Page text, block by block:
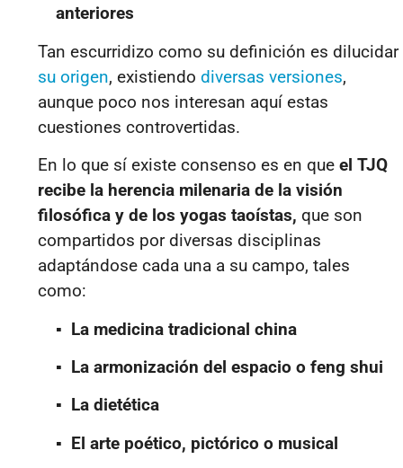
anteriores
Tan escurridizo como su definición es dilucidar
su origen, existiendo diversas versiones,
aunque poco nos interesan aquí estas
cuestiones controvertidas.
En lo que sí existe consenso es en que el TJQ
recibe la herencia milenaria de la visión
filosófica y de los yogas taoístas, que son
compartidos por diversas disciplinas
adaptándose cada una a su campo, tales
como:
▪ La medicina tradicional china
▪ La armonización del espacio o feng shui
▪ La dietética
▪ El arte poético, pictórico o musical